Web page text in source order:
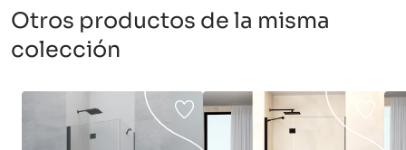
Otros productos de la misma
colección